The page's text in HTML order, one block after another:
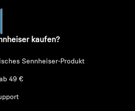
kaufen?
Sennheiser-Produkt
49 €